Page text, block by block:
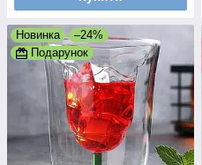
Новинка
–24%
Подарунок